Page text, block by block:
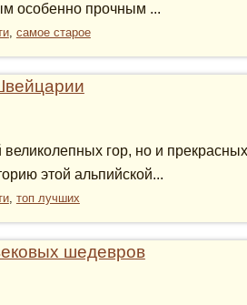
особенно прочным ...
, самое старое
гор, но и
этой альпийской...
, топ лучших
шедевров